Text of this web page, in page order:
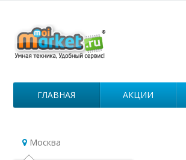
ГЛАВНАЯ АКЦИИ
Москва